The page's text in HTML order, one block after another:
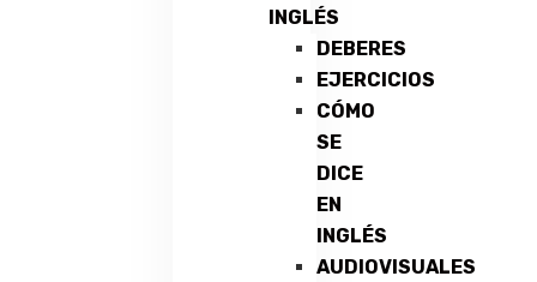
INGLÉS
DEBERES
EJERCICIOS
CÓMO
SE
DICE
EN
INGLÉS
AUDIOVISUALES